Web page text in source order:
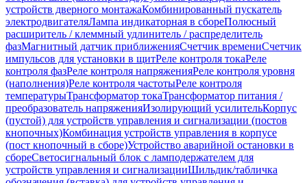
устройств дверного монтажаКомбинированный пускатель
электродвигателяЛампа индикаторная в сбореПолюсный
расширитель / клеммный удлинитель / распределитель
фазМагнитный датчик приближенияСчетчик времениСчетчик
импульсов для установки в щитРеле контроля токаРеле
контроля фазРеле контроля напряженияРеле контроля уровня
(наполнения)Реле контроля частотыРеле контроля
температурыТрансформатор токаТрансформатор питания /
преобразователь напряженияИзолирующий усилительКорпус
(пустой) для устройств управления и сигнализации (постов
кнопочных)Комбинация устройств управления в корпусе
(пост кнопочный в сборе)Устройство аварийной остановки в
сбореСветосигнальный блок с ламподержателем для
устройств управления и сигнализацииШильдик/табличка